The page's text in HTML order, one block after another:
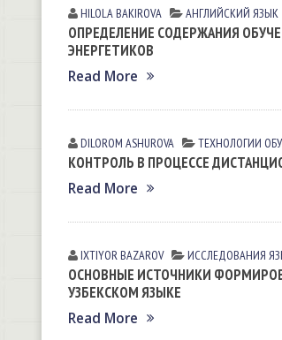
HILOLA BАKIROVА АНГЛИЙСКИЙ ЯЗЫК
ОПРЕДЕЛЕНИЕ СОДЕРЖАНИЯ
ЭНЕРГЕТИКОВ
Read More
DILOROM ASHUROVA ТЕХНОЛОГИИ
КОНТРОЛЬ В ПРОЦЕССЕ
Read More
IXTIYOR BАZАROV ИССЛЕДОВАНИЯ
ОСНОВНЫЕ ИСТОЧНИКИ
УЗБЕКСКОМ ЯЗЫКЕ
Read More